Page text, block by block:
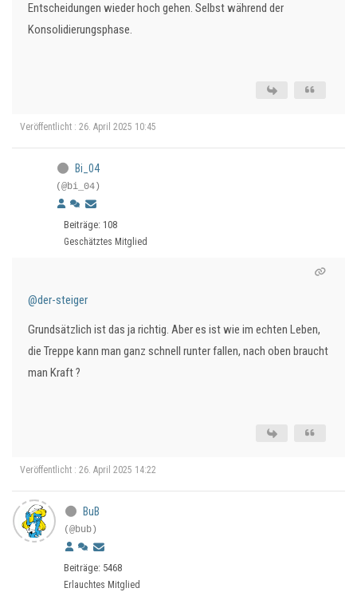
Entscheidungen wieder hoch gehen. Selbst während der
Konsolidierungsphase.
Veröffentlicht : 26. April 2025 10:45
Bi_04
(@bi_04)
Beiträge: 108
Geschätztes Mitglied
@der-steiger
Grundsätzlich ist das ja richtig. Aber es ist wie im echten Leben,
die Treppe kann man ganz schnell runter fallen, nach oben braucht
man Kraft ?
Veröffentlicht : 26. April 2025 14:22
BuB
(@bub)
Beiträge: 5468
Erlauchtes Mitglied